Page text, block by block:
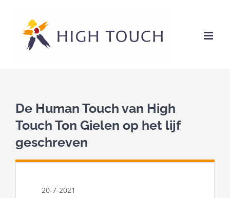
inhoud
De Human Touch van High
Touch Ton Gielen op het lijf
geschreven
20-7-2021